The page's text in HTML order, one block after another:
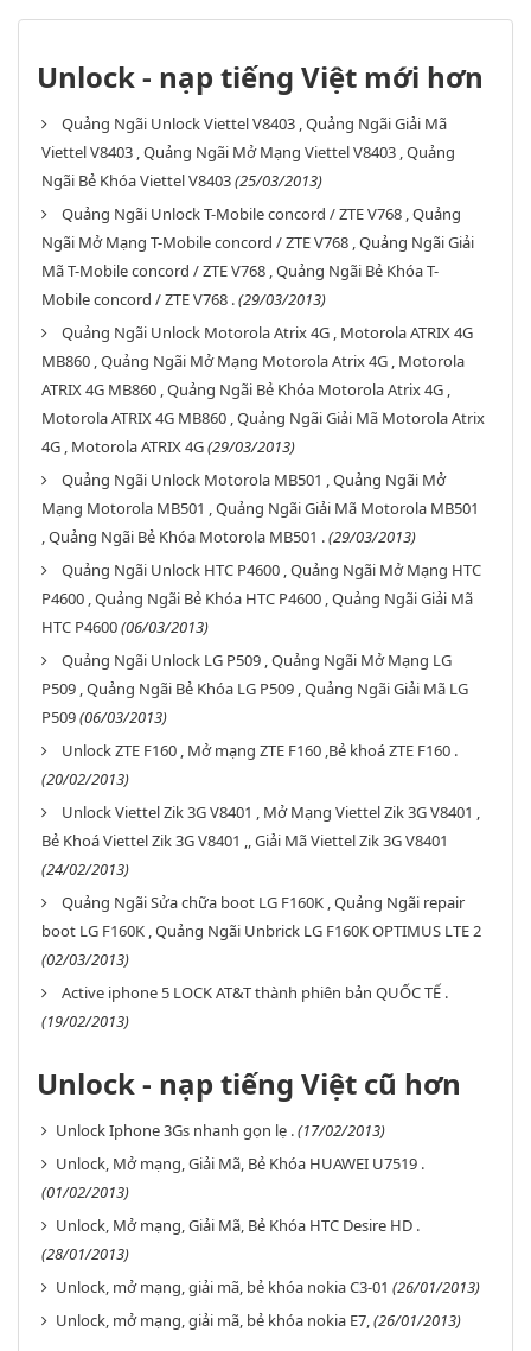
Unlock - nạp tiếng Việt mới hơn
Quảng Ngãi Unlock Viettel V8403 , Quảng Ngãi Giải Mã
Viettel V8403 , Quảng Ngãi Mở Mạng Viettel V8403 , Quảng
Ngãi Bẻ Khóa Viettel V8403(25/03/2013)
Quảng Ngãi Unlock T-Mobile concord / ZTE V768 , Quảng
Ngãi Mở Mạng T-Mobile concord / ZTE V768 , Quảng Ngãi Giải
Mã T-Mobile concord / ZTE V768 , Quảng Ngãi Bẻ Khóa T-
Mobile concord / ZTE V768 .(29/03/2013)
Quảng Ngãi Unlock Motorola Atrix 4G , Motorola ATRIX 4G
MB860 , Quảng Ngãi Mở Mạng Motorola Atrix 4G , Motorola
ATRIX 4G MB860 , Quảng Ngãi Bẻ Khóa Motorola Atrix 4G ,
Motorola ATRIX 4G MB860 , Quảng Ngãi Giải Mã Motorola Atrix
4G , Motorola ATRIX 4G(29/03/2013)
Quảng Ngãi Unlock Motorola MB501 , Quảng Ngãi Mở
Mạng Motorola MB501 , Quảng Ngãi Giải Mã Motorola MB501
, Quảng Ngãi Bẻ Khóa Motorola MB501 .(29/03/2013)
Quảng Ngãi Unlock HTC P4600 , Quảng Ngãi Mở Mạng HTC
P4600 , Quảng Ngãi Bẻ Khóa HTC P4600 , Quảng Ngãi Giải Mã
HTC P4600(06/03/2013)
Quảng Ngãi Unlock LG P509 , Quảng Ngãi Mở Mạng LG
P509 , Quảng Ngãi Bẻ Khóa LG P509 , Quảng Ngãi Giải Mã LG
P509(06/03/2013)
Unlock ZTE F160 , Mở mạng ZTE F160 ,Bẻ khoá ZTE F160 .
(20/02/2013)
Unlock Viettel Zik 3G V8401 , Mở Mạng Viettel Zik 3G V8401 ,
Bẻ Khoá Viettel Zik 3G V8401 ,, Giải Mã Viettel Zik 3G V8401
(24/02/2013)
Quảng Ngãi Sửa chữa boot LG F160K , Quảng Ngãi repair
boot LG F160K , Quảng Ngãi Unbrick LG F160K OPTIMUS LTE 2
(02/03/2013)
Active iphone 5 LOCK AT&T thành phiên bản QUỐC TẾ .
(19/02/2013)
Unlock - nạp tiếng Việt cũ hơn
Unlock Iphone 3Gs nhanh gọn lẹ .(17/02/2013)
Unlock, Mở mạng, Giải Mã, Bẻ Khóa HUAWEI U7519 .
(01/02/2013)
Unlock, Mở mạng, Giải Mã, Bẻ Khóa HTC Desire HD .
(28/01/2013)
Unlock, mở mạng, giải mã, bẻ khóa nokia C3-01 (26/01/2013)
Unlock, mở mạng, giải mã, bẻ khóa nokia E7,(26/01/2013)